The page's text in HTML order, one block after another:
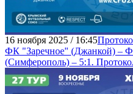
16 ноября 2025 / 16:45
ФК "Заречное" (Джанкой) –
(Симферополь) – 5:1.